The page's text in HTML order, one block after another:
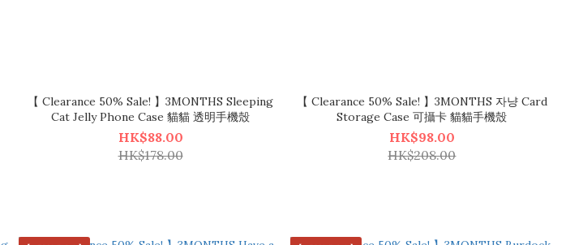
【 Clearance 50% Sale! 】3MONTHS Sleeping
Cat Jelly Phone Case 貓貓 透明手機殼
HK$88.00
HK$178.00
【 Clearance 50% Sale! 】3MONTHS 자냥 Card
Storage Case 可攝卡 貓貓手機殼
HK$98.00
HK$208.00